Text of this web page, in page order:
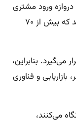
ورود مشتری
به تجربه برند است. تحقیقات نشان می‌دهد که بیش از ۷۰
بنابراین،
و فناوری
می‌کنند،